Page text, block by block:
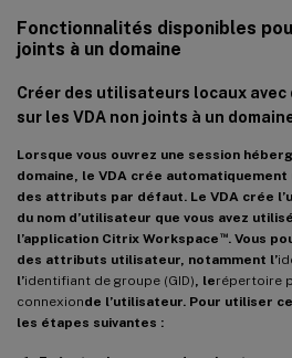
Fonctionnalités disponibles
joints à un domaine
Créer des utilisateurs locaux
sur les VDA non joints à un
Lorsque vous ouvrez une session
domaine, le VDA crée
des attributs par défaut. Le VDA crée
du nom d’utilisateur que vous avez
l’application Citrix Workspace ™. Vous
des attributs utilisateur, notamment l’
l’identifiant de groupe (GID) , lerépertoire
connexionde l’utilisateur. Pour utiliser
les étapes suivantes :